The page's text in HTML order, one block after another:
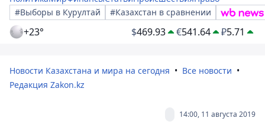
#Выборы в Курултай
#Казахстан в сравнении
+23° $469.93 €541.64 ₽5.71
Новости Казахстана и мира на сегодня
Все новости
Редакция Zakon.kz
14:00, 11 августа 2019